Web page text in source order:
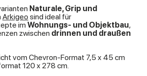
Naturale, Grip und
Arkigeo sind ideal für
im Wohnungs- und Objektbau,
zwischen drinnen und draußen
vom Chevron-Format 7,5 x 45 cm
120 x 278 cm.